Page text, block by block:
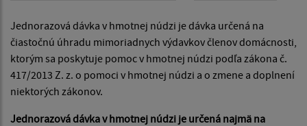
Jednorazová dávka v hmotnej núdzi je dávka určená na
čiastočnú úhradu mimoriadnych výdavkov členov domácnosti,
ktorým sa poskytuje pomoc v hmotnej núdzi podľa zákona č.
417/2013 Z. z. o pomoci v hmotnej núdzi a o zmene a doplnení
niektorých zákonov.
Jednorazová dávka v hmotnej núdzi je určená najmä na